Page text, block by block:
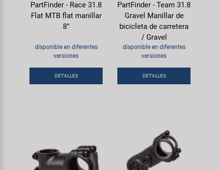
PartFinder - Race 31.8
Flat MTB flat manillar
8°
disponible en diferentes
versiones
DETALLES
PartFinder - Team 31.8
Gravel Manillar de
bicicleta de carretera
/ Gravel
disponible en diferentes
versiones
DETALLES